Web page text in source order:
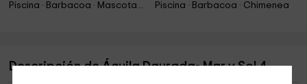
Piscina · Barbacoa · Mascotas · Jacuzzi
Piscina · Barbacoa · Chimenea
Descripción de Águila Daurada- Mar y Sol 4